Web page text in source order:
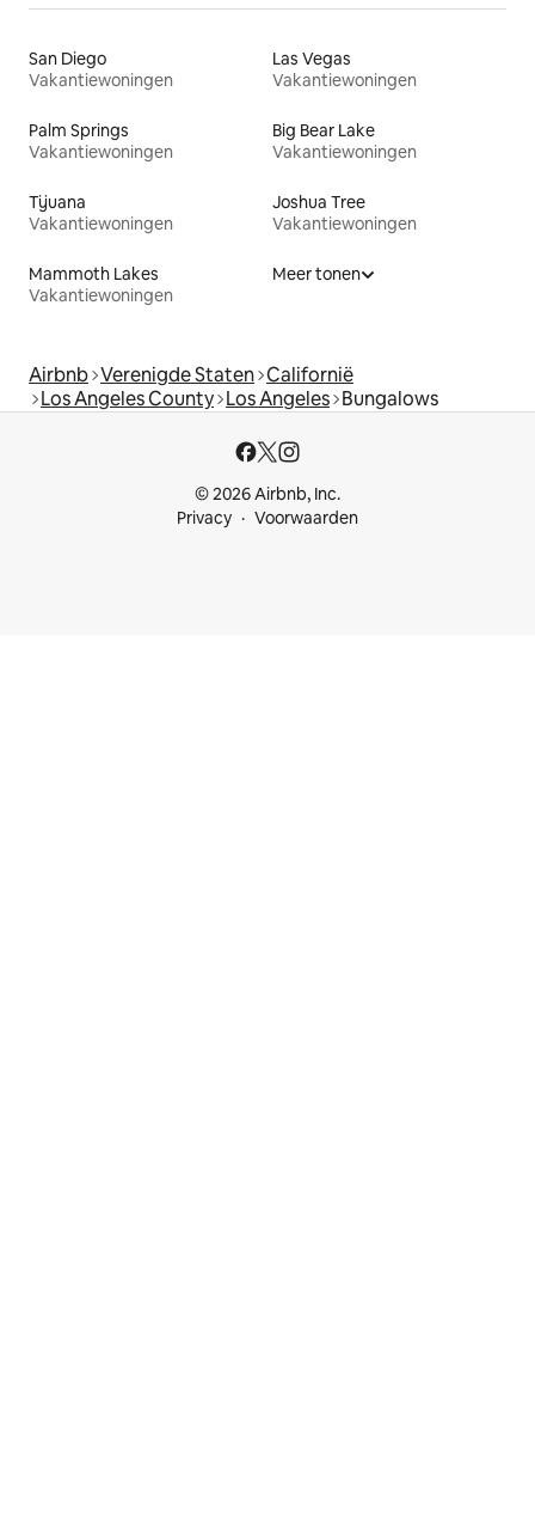
San Diego
Vakantiewoningen
Las Vegas
Vakantiewoningen
Palm Springs
Vakantiewoningen
Big Bear Lake
Vakantiewoningen
Tijuana
Vakantiewoningen
Joshua Tree
Vakantiewoningen
Mammoth Lakes
Vakantiewoningen
Meer tonen
Airbnb Verenigde Staten Californië
Los Angeles County Los Angeles Bungalows
© 2026 Airbnb, Inc.
Privacy
Voorwaarden